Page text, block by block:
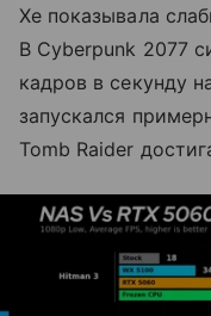
Xe показывала
В Cyberpunk 2077
кадров в секунду
запускался
Tomb Raider